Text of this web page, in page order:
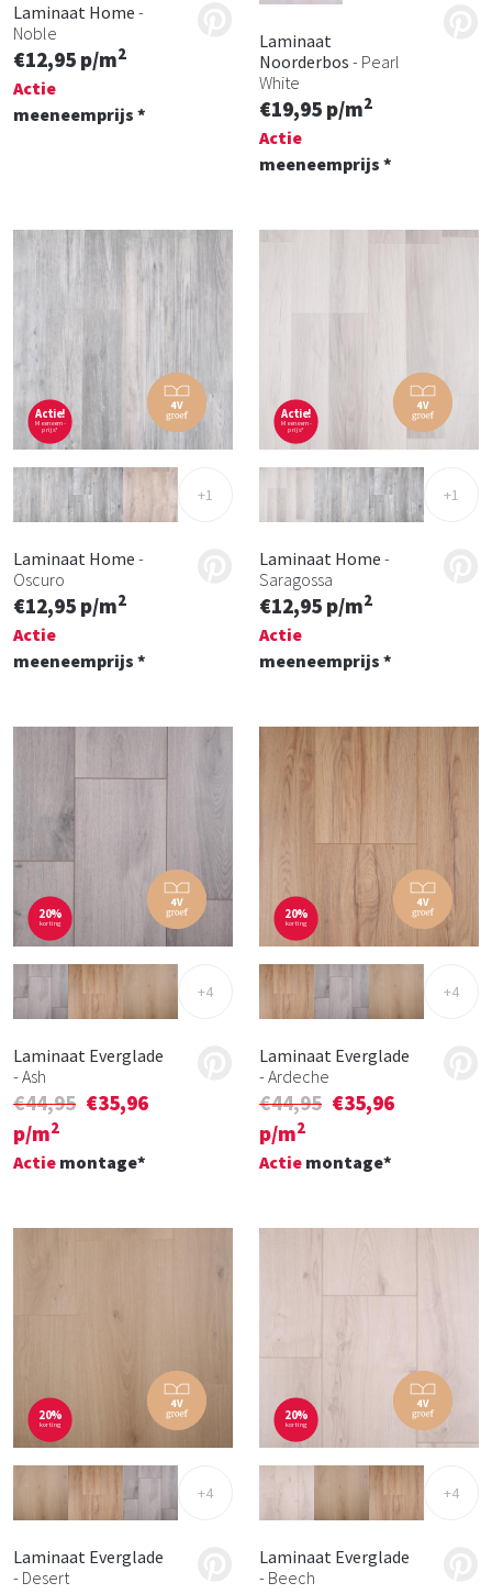
Laminaat Home -
Noble
€12,95 p/m2
Actie
meeneemprijs *
Laminaat
Noorderbos - Pearl
White
€19,95 p/m2
Actie
meeneemprijs *
Actie!
Meeneem-
prijs*
+1
Laminaat Home -
Oscuro
€12,95 p/m2
Actie
meeneemprijs *
Actie!
Meeneem-
prijs*
+1
Laminaat Home -
Saragossa
€12,95 p/m2
Actie
meeneemprijs *
20%
korting
+4
Laminaat Everglade
- Ash
€44,95 €35,96
p/m2
Actie montage*
20%
korting
+4
Laminaat Everglade
- Ardeche
€44,95 €35,96
p/m2
Actie montage*
20%
korting
+4
Laminaat Everglade
- Desert
20%
korting
+4
Laminaat Everglade
- Beech